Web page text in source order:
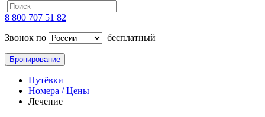
8 800 707 51 82
Звонок по
бесплатный
Бронирование
Путёвки
Номера / Цены
Лечение